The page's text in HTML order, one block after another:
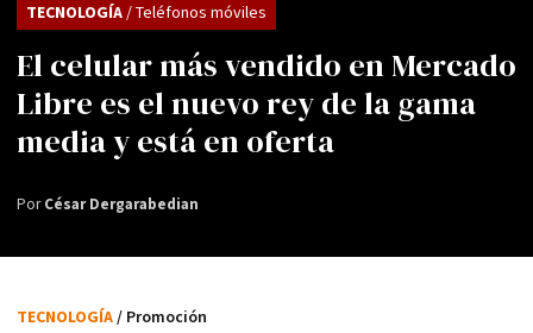
El celular más vendido en Mercado
Libre es el nuevo rey de la gama
media y está en oferta
TECNOLOGÍA/ Teléfonos móviles
PorCésar Dergarabedian
TECNOLOGÍA/ Promoción